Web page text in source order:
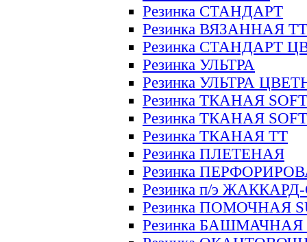
Резинка СТАНДАРТ
Резинка ВЯЗАННАЯ ТТ
Резинка СТАНДАРТ
Резинка УЛЬТРА
Резинка УЛЬТРА
Резинка ТКАНАЯ SOFT
Резинка ТКАНАЯ
Резинка ТКАНАЯ ТТ
Резинка ПЛЕТЕНАЯ
Резинка
Резинка п/э
Резинка ПОМОЧНАЯ
Резинка БАШМАЧНАЯ